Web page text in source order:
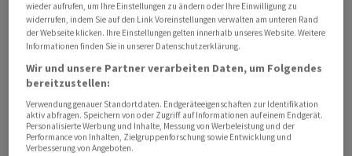
seit Anfang Juli tendenziell gestiegen waren. Vor allem
die Sorge vor einer weiter schwachen konjunkturellen
Entwicklung in China hatte die Ölpreise zuletzt
belastet. In den vergangenen Tagen waren mehrfach
enttäuschende Wirtschaftsdaten aus der zweitgrössten
Volkswirtschaft der Welt gemeldet worden. Unter
anderem beunruhigt der angeschlagene
Immobilienmarkt in China die Anleger an den
wieder aufrufen, um Ihre Einstellungen zu ändern oder Ihre Einwilligung zu
widerrufen, indem Sie auf den Link Voreinstellungen verwalten am unteren Rand
der Webseite klicken. Ihre Einstellungen gelten innerhalb unseres Website. Weitere
Informationen finden Sie in unserer Datenschutzerklärung.
Wir und unsere Partner verarbeiten Daten, um Folgendes
bereitzustellen:
Verwendung genauer Standortdaten. Endgeräteeigenschaften zur Identifikation
aktiv abfragen. Speichern von oder Zugriff auf Informationen auf einem Endgerät.
Personalisierte Werbung und Inhalte, Messung von Werbeleistung und der
Performance von Inhalten, Zielgruppenforschung sowie Entwicklung und
Verbesserung von Angeboten.